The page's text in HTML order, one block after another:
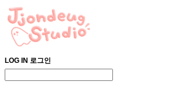
LOG IN 로그인